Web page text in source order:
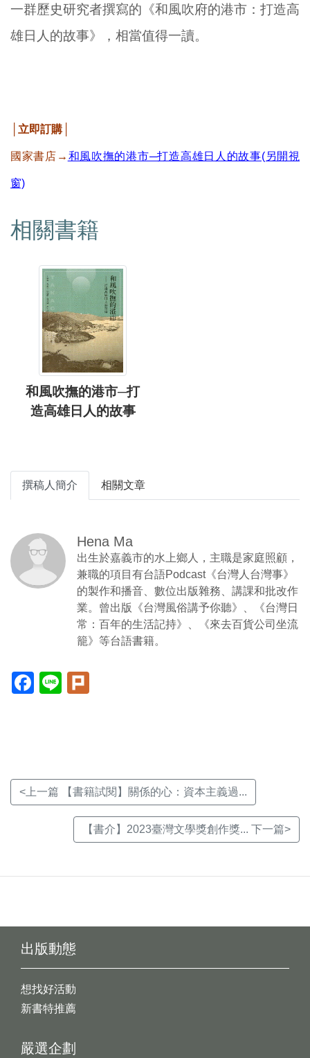
一群歷史研究者撰寫的《和風吹府的港市：打造高
雄日人的故事》，相當值得一讀。
│立即訂購│
國家書店→ 和風吹撫的港市─打造高雄日人的故事(另開視
窗)
相關書籍
和風吹撫的港市─打
造高雄日人的故事
撰稿人簡介 相關文章
Hena Ma
出生於嘉義市的水上鄉人，主職是家庭照顧，
兼職的項目有台語Podcast《台灣人台灣事》
的製作和播音、數位出版雜務、講課和批改作
業。曾出版《台灣風俗講予你聽》、《台灣日
常：百年的生活記持》、《來去百貨公司坐流
籠》等台語書籍。
Facebook(另
開
Line(另
開
<上一篇 【書籍試閱】關係的心：資本主義過...
【書介】2023臺灣文學獎創作獎... 下一篇>
出版動態
想找好活動
新書特推薦
嚴選企劃